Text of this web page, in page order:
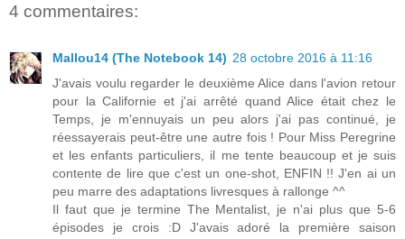
4 commentaires:
Mallou14 (The Notebook 14) 28 octobre 2016 à 11:16
J'avais voulu regarder le deuxième Alice dans l'avion retour
pour la Californie et j'ai arrêté quand Alice était chez le
Temps, je m'ennuyais un peu alors j'ai pas continué, je
réessayerais peut-être une autre fois ! Pour Miss Peregrine
et les enfants particuliers, il me tente beaucoup et je suis
contente de lire que c'est un one-shot, ENFIN !! J'en ai un
peu marre des adaptations livresques à rallonge ^^
Il faut que je termine The Mentalist, je n'ai plus que 5-6
épisodes je crois :D J'avais adoré la première saison